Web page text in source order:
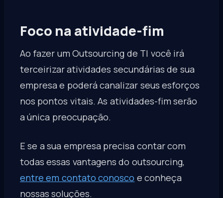
Foco na atividade-fim
Ao fazer um Outsourcing de TI você irá
terceirizar atividades secundárias de sua
empresa e poderá canalizar seus esforços
nos pontos vitais. As atividades-fim serão
a única preocupação.
E se a sua empresa precisa contar com
todas essas vantagens do outsourcing,
entre em contato conosco e conheça
nossas soluções.